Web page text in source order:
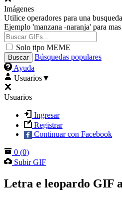
Imágenes
Utilice operadores para una
Ejemplo 'manzana -naranja' para
Solo tipo MEME
Búsquedas populares
Ayuda
Usuarios▼
Usuarios
Ingresar
Registrar
Continuar con Facebook
0 (0)
Subir GIF
Letra e leopardo GIF